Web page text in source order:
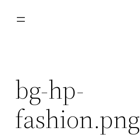
bg-hp-
fashion.png